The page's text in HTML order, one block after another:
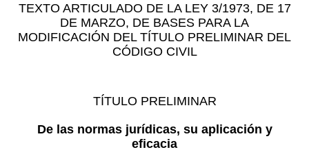
TEXTO ARTICULADO DE LA LEY 3/1973, DE 17
DE MARZO, DE BASES PARA LA
MODIFICACIÓN DEL TÍTULO PRELIMINAR DEL
CÓDIGO CIVIL
TÍTULO PRELIMINAR
De las normas jurídicas, su aplicación y
eficacia